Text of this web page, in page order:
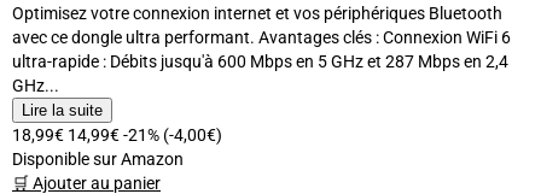
Optimisez votre connexion internet et vos périphériques Bluetooth
avec ce dongle ultra performant. Avantages clés : Connexion WiFi 6
ultra-rapide : Débits jusqu'à 600 Mbps en 5 GHz et 287 Mbps en 2,4
GHz...
Lire la suite
18,99€ 14,99€-21% (-4,00€)
Disponible sur Amazon
🛒 Ajouter au panier